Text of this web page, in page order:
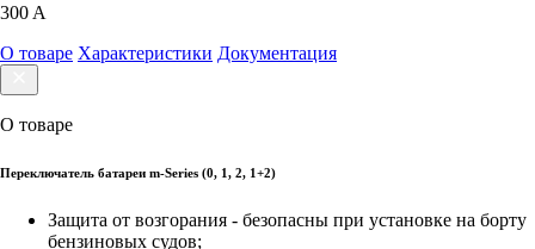
300 A
О товаре Характеристики Документация
О товаре
Переключатель батареи m-Series (0, 1, 2, 1+2)
Защита от возгорания - безопасны при установке на борту
бензиновых судов;